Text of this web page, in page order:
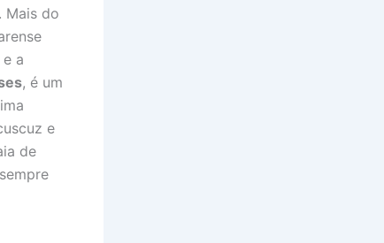
Mais do
a
, é um
e
de